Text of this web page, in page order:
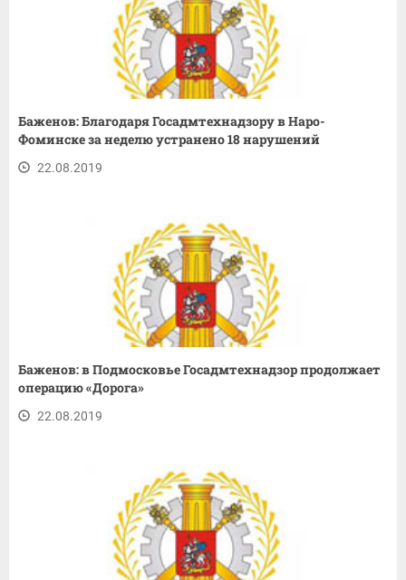
Баженов: Благодаря Госадмтехнадзору в Наро-
Фоминске за неделю устранено 18 нарушений
22.08.2019
Баженов: в Подмосковье Госадмтехнадзор продолжает
операцию «Дорога»
22.08.2019